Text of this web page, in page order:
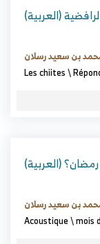
الرافضية
بن سعيد رسلان
Les chiites\
في رمضان؟
بن سعيد رسلان
Acoustique\mois